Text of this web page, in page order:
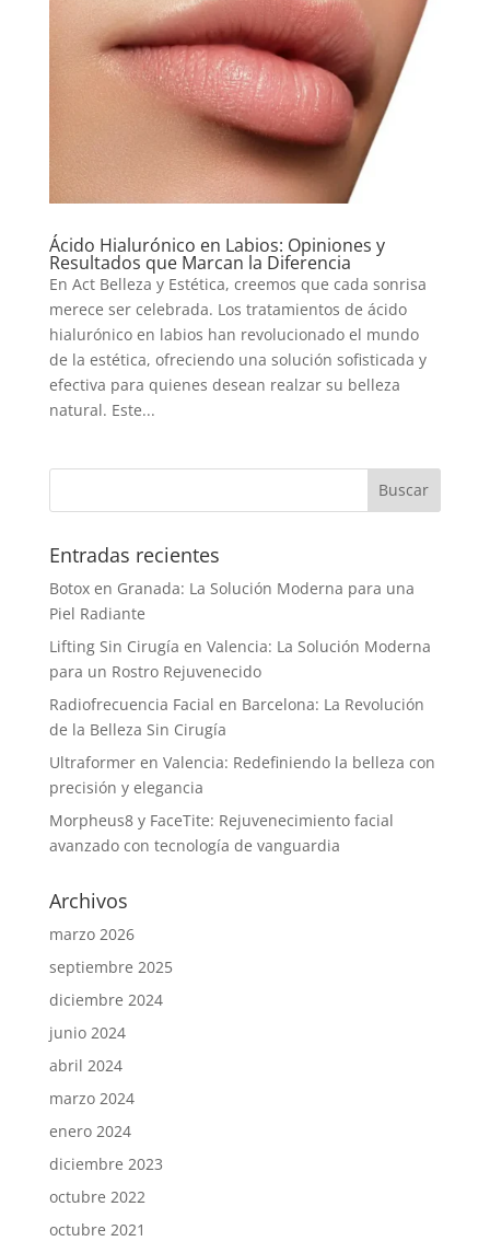
Ácido Hialurónico en Labios: Opiniones y
Resultados que Marcan la Diferencia
En Act Belleza y Estética, creemos que cada sonrisa
merece ser celebrada. Los tratamientos de ácido
hialurónico en labios han revolucionado el mundo
de la estética, ofreciendo una solución sofisticada y
efectiva para quienes desean realzar su belleza
natural. Este...
Entradas recientes
Botox en Granada: La Solución Moderna para una
Piel Radiante
Lifting Sin Cirugía en Valencia: La Solución Moderna
para un Rostro Rejuvenecido
Radiofrecuencia Facial en Barcelona: La Revolución
de la Belleza Sin Cirugía
Ultraformer en Valencia: Redefiniendo la belleza con
precisión y elegancia
Morpheus8 y FaceTite: Rejuvenecimiento facial
avanzado con tecnología de vanguardia
Archivos
marzo 2026
septiembre 2025
diciembre 2024
junio 2024
abril 2024
marzo 2024
enero 2024
diciembre 2023
octubre 2022
octubre 2021